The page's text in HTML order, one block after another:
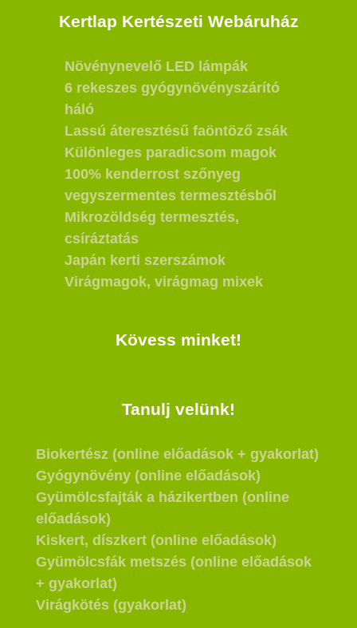
Kertlap Kertészeti Webáruház
Növénynevelő LED lámpák
6 rekeszes gyógynövényszárító
háló
Lassú áteresztésű faöntöző zsák
Különleges paradicsom magok
100% kenderrost szőnyeg
vegyszermentes termesztésből
Mikrozöldség termesztés,
csíráztatás
Japán kerti szerszámok
Virágmagok, virágmag mixek
Kövess minket!
Tanulj velünk!
Biokertész (online előadások + gyakorlat)
Gyógynövény (online előadások)
Gyümölcsfajták a házikertben (online
előadások)
Kiskert, díszkert (online előadások)
Gyümölcsfák metszés (online előadások
+ gyakorlat)
Virágkötés (gyakorlat)